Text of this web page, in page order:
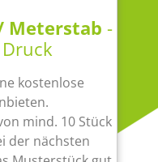
Meterstab -
kostenlose
mind. 10 Stück
der nächsten